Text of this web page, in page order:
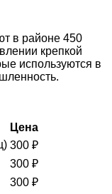
в районе 450
крепкой
используются в
Цена
300 ₽
300 ₽
300 ₽